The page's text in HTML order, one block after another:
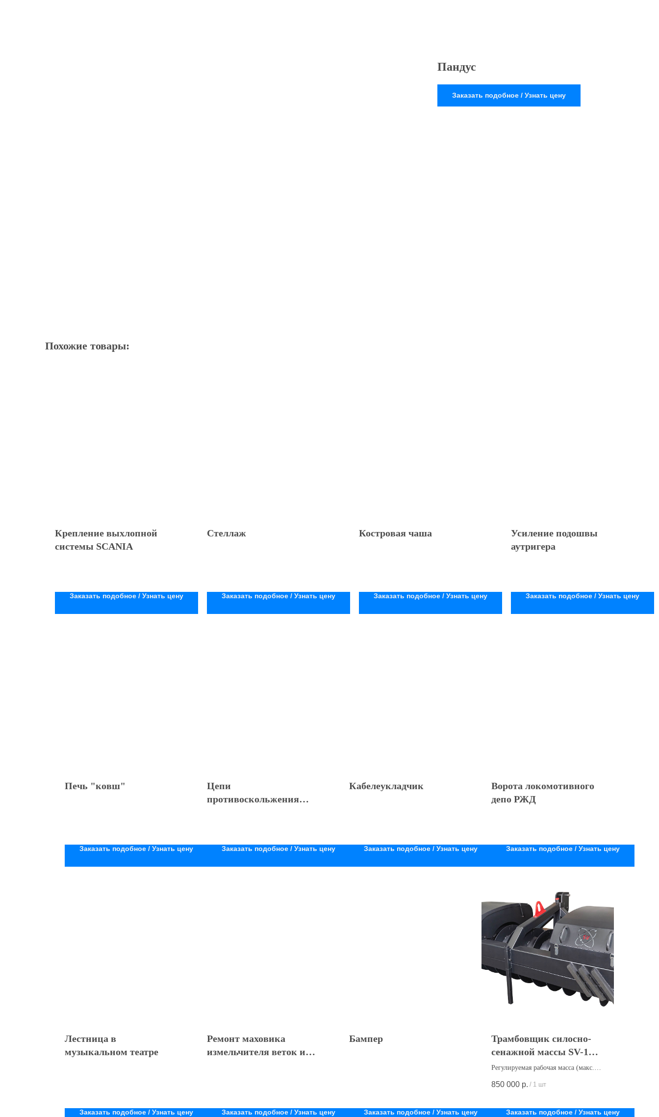
Пандус
Заказать подобное / Узнать цену
Похожие товары:
Крепление выхлопной
системы SCANIA
Заказать подобное / Узнать цену
Стеллаж
Заказать подобное / Узнать цену
Костровая чаша
Заказать подобное / Узнать цену
Усиление подошвы
аутригера
Заказать подобное / Узнать цену
Печь "ковш"
Заказать подобное / Узнать цену
Цепи
противоскольжения
Заказать подобное / Узнать цену
Кабелеукладчик
Заказать подобное / Узнать цену
Ворота локомотивного
депо РЖД
Заказать подобное / Узнать цену
Лестница в
музыкальном театре
Заказать подобное / Узнать цену
Ремонт маховика
измельчителя веток и
Заказать подобное / Узнать цену
Бампер
Заказать подобное / Узнать цену
Трамбовщик силосно-
сенажной массы SV-1
(Трамбовщик силоса)
Регулируемая рабочая масса (макс.
Декларация о соответствии: ЕАЭС N
850 000 р. / 1 шт
Заказать подобное / Узнать цену